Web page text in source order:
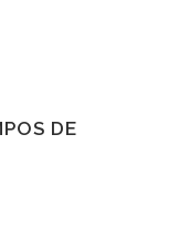
DE